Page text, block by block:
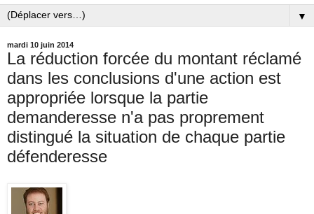
▼
mardi 10 juin 2014
La réduction forcée du montant réclamé
dans les conclusions d'une action est
appropriée lorsque la partie
demanderesse n'a pas proprement
distingué la situation de chaque partie
défenderesse